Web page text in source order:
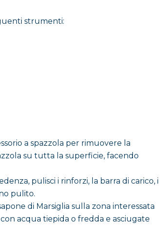
strumenti:
a spazzola per rimuovere la
su tutta la superficie, facendo
pulisci i rinforzi, la barra di carico, i
pulito.
di Marsiglia sulla zona interessata
acqua tiepida o fredda e asciugate